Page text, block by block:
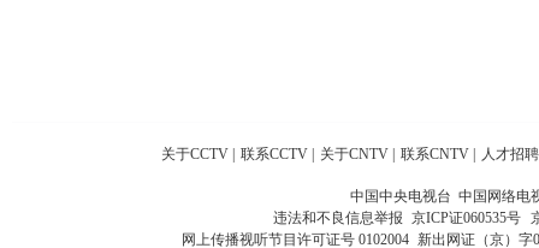
关于CCTV 联系CCTV 关于CNTV 联系CNTV 人才招聘
中国中央电视台 中国网络电
违法和不良信息举报 京ICP证060535号
网上传播视听节目许可证号 0102004 新出网证（京）